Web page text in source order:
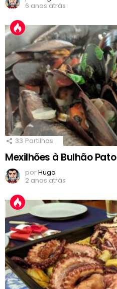
6 anos atrás
33 Partilhas
Mexilhões à Bulhão Pato
porHugo
2 anos atrás